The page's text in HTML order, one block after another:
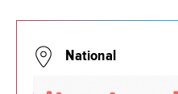
National